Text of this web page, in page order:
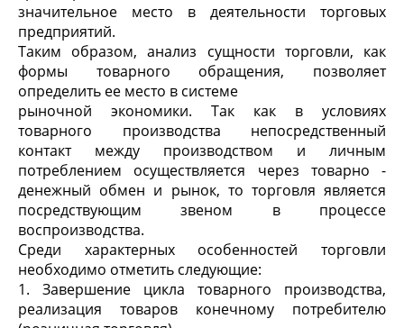
значительное место в деятельности торговых
предприятий.
Таким образом, анализ сущности торговли, как
формы товарного обращения, позволяет
определить ее место в системе
рыночной экономики. Так как в условиях
товарного производства непосредственный
контакт между производством и личным
потреблением осуществляется через товарно -
денежный обмен и рынок, то торговля является
посредствующим звеном в процессе
воспроизводства.
Среди характерных особенностей торговли
необходимо отметить следующие:
1. Завершение цикла товарного производства,
реализация товаров конечному потребителю